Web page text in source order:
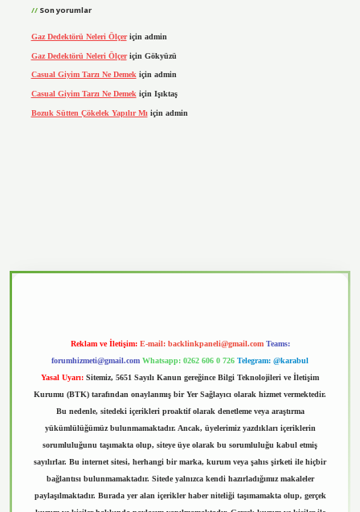
Son yorumlar
Gaz Dedektörü Neleri Ölçeriçin admin
Gaz Dedektörü Neleri Ölçeriçin Gökyüzü
Casual Giyim Tarzı Ne Demekiçin admin
Casual Giyim Tarzı Ne Demek için Işıktaş
Bozuk Sütten Çökelek Yapılır Mı için admin
Reklam ve İletişim: E-mail: backlinkpaneli@gmail.com Teams:
forumhizmeti@gmail.com Whatsapp: 0262 606 0 726 Telegram: @karabul
Yasal Uyarı: Sitemiz, 5651 Sayılı Kanun gereğince Bilgi Teknolojileri ve İletişim
Kurumu (BTK) tarafından onaylanmış bir Yer Sağlayıcı olarak hizmet vermektedir.
Bu nedenle, sitedeki içerikleri proaktif olarak denetleme veya araştırma
yükümlülüğümüz bulunmamaktadır. Ancak, üyelerimiz yazdıkları içeriklerin
sorumluluğunu taşımakta olup, siteye üye olarak bu sorumluluğu kabul etmiş
sayılırlar. Bu internet sitesi, herhangi bir marka, kurum veya şahıs şirketi ile hiçbir
bağlantısı bulunmamaktadır. Sitede yalnızca kendi hazırladığımız makaleler
paylaşılmaktadır. Burada yer alan içerikler haber niteliği taşımamakta olup, gerçek